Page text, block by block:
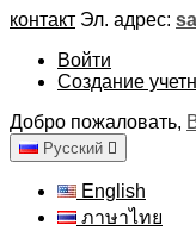
контакт Эл. адрес:
Войти
Создание
Добро пожаловать,
Русский 
English
ภาษาไทย